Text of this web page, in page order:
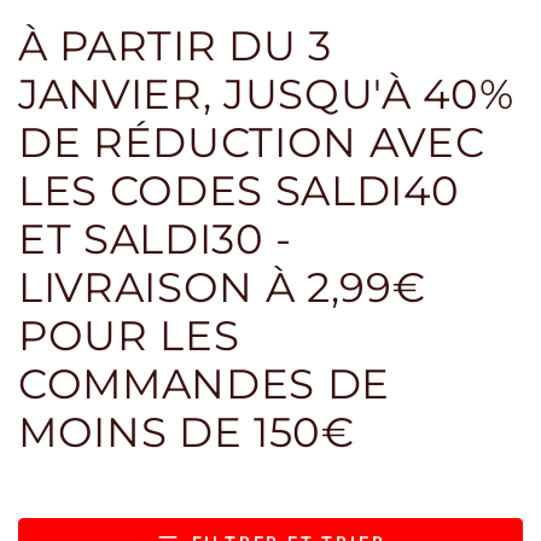
À PARTIR DU 3
JANVIER, JUSQU'À 40%
DE RÉDUCTION AVEC
LES CODES SALDI40
ET SALDI30 -
LIVRAISON À 2,99€
POUR LES
COMMANDES DE
MOINS DE 150€